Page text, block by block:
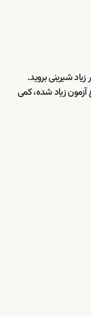
شیرینی بروید.
زیاد شده، کمی